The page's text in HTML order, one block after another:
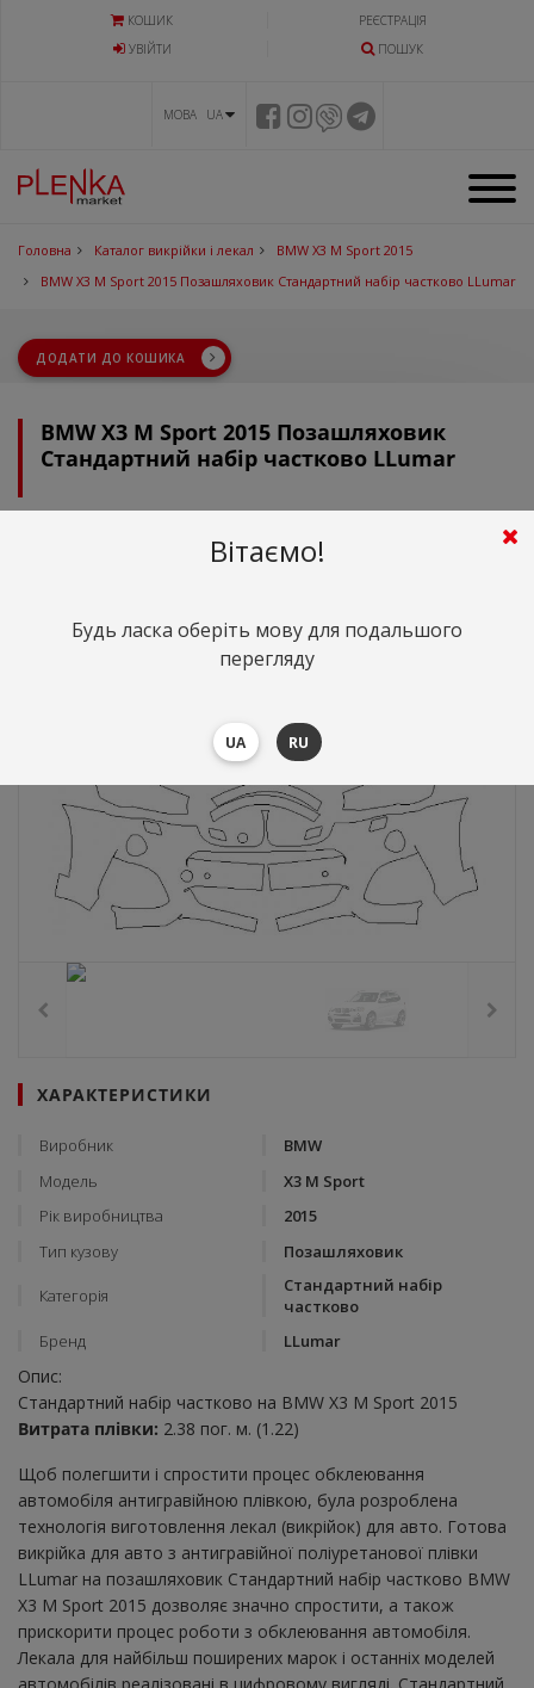
КОШИК
РЕЄСТРАЦІЯ
УВIЙТИ
ПОШУК
МОВА UA
Головна Каталог викрійки і лекал
BMW X3 M Sport 2015
BMW X3 M Sport 2015 Позашляховик Стандартний набір частково LLumar
ДОДАТИ ДО КОШИКА
BMW X3 M Sport 2015 Позашляховик
Стандартний набір частково LLumar
грн. ($213.41)
ХАРАКТЕРИСТИКИ
Виробник
BMW
Модель
X3 M Sport
Рік виробництва
2015
Тип кузову
Позашляховик
Категорія
Стандартний набір
частково
Бренд
LLumar
Опис:
Стандартний набір частково на BMW X3 M Sport 2015
Витрата плівки: 2.38 пог. м. (1.22)
Щоб полегшити і спростити процес обклеювання
автомобіля антигравійною плівкою, була розроблена
технологія виготовлення лекал (викрійок) для авто. Готова
викрійка для авто з антигравійної поліуретанової плівки
LLumar на позашляховик Стандартний набір частково BMW
X3 M Sport 2015 дозволяє значно спростити, а також
прискорити процес роботи з обклеювання автомобіля.
Лекала для найбільш поширених марок і останніх моделей
Вітаємо!
Будь ласка оберіть мову для подальшого
перегляду
UA RU